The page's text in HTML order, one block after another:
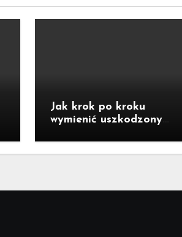
Jak krok po kroku
wymienić uszkodzony